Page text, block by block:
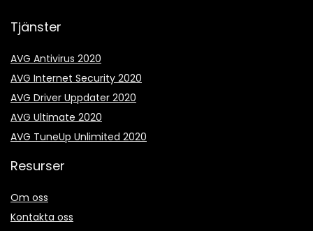
Tjänster
AVG Antivirus 2020
AVG Internet Security 2020
AVG Driver Uppdater 2020
AVG Ultimate 2020
AVG TuneUp Unlimited 2020
Resurser
Om oss
Kontakta oss